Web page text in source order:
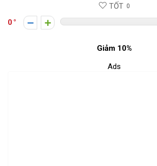
TỐT 0
0
Giảm 10%
Ads